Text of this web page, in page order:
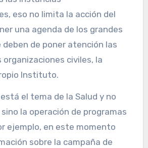
eso no limita la acción del
una agenda de los grandes
deben de poner atención las
civiles, la
Instituto.
el tema de la Salud y no
la operación de programas
ejemplo, en este momento
sobre la campaña de